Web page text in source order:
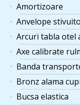
Amortizoare
Anvelope
Arcuri tabla otel
Axe calibrate
Banda
Bronz alama
Bucsa elastica